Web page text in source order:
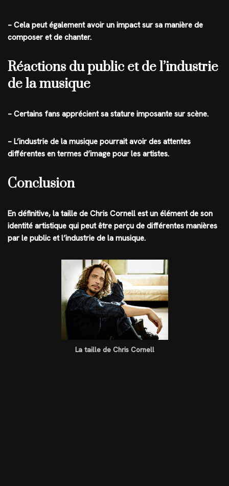
– Cela peut également avoir un impact sur sa manière de
composer et de chanter.
Réactions du public et de l’industrie
de la musique
– Certains fans apprécient sa stature imposante sur scène.
– L’industrie de la musique pourrait avoir des attentes
différentes en termes d’image pour les artistes.
Conclusion
En définitive, la taille de Chris Cornell est un élément de son
identité artistique qui peut être perçu de différentes manières
par le public et l’industrie de la musique.
La taille de Chris Cornell